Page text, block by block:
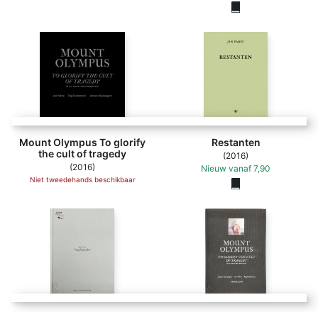
Mount Olympus To glorify
the cult of tragedy
(2016)
Niet tweedehands beschikbaar
Restanten
(2016)
Nieuw vanaf 7,90